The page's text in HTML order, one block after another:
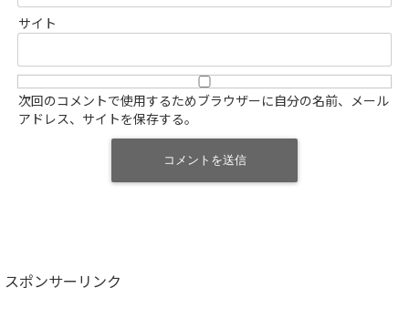
サイト
次回のコメントで使用するためブラウザーに自分の名前、メール
アドレス、サイトを保存する。
スポンサーリンク